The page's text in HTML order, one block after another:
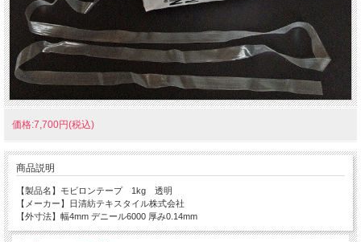
価格:7,700円(税込)
商品説明
【製品名】モビロンテープ 1kg 透明
【メーカー】日清紡テキスタイル株式会社
【外寸法】幅4mm デニール6000 厚み0.14mm